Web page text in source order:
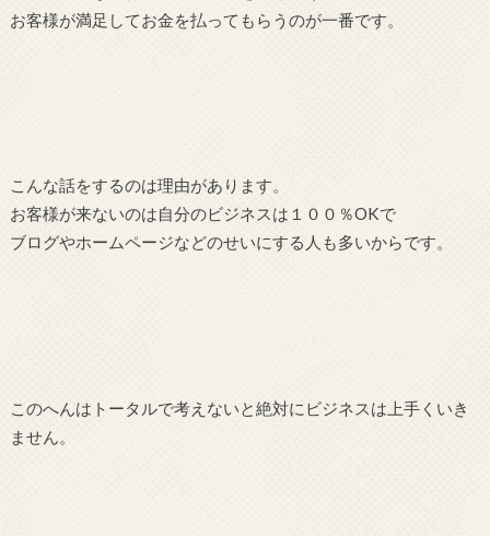
お客様が満足してお金を払ってもらうのが一番です。
こんな話をするのは理由があります。
お客様が来ないのは自分のビジネスは１００％OKで
ブログやホームページなどのせいにする人も多いからです。
このへんはトータルで考えないと絶対にビジネスは上手くいき
ません。